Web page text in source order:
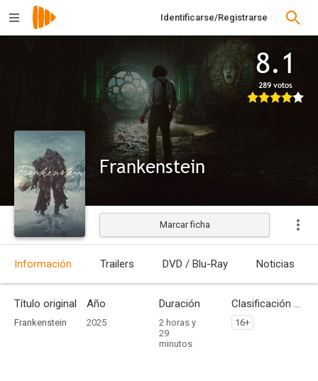
Identificarse/Registrarse
8.1
289 votos
Frankenstein
Estrenada
Marcar ficha
Información Trailers DVD / Blu-Ray Noticias
Título original
Frankenstein
Año
2025
Duración
2 horas y
29
minutos
Clasificación por edades
16+